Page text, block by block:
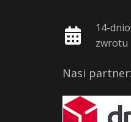
14-
zwrotu
Nasi